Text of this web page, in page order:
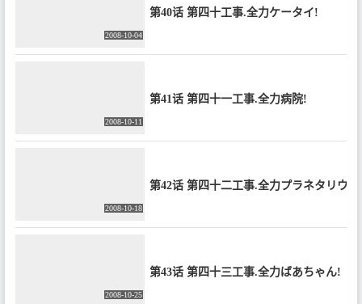
2008-10-04
第40话 第四十工事.全力ケータイ!
2008-10-11
第41话 第四十一工事.全力病院!
2008-10-18
第42话 第四十二工事.全力プラネタリウ
2008-10-25
第43话 第四十三工事.全力ばあちゃん!